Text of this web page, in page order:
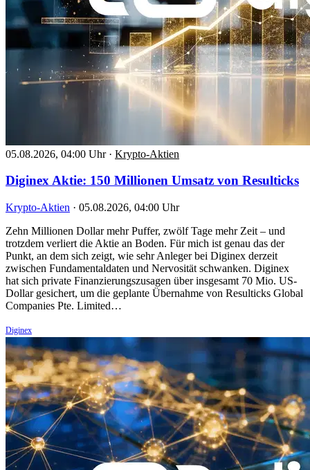
05.08.2026, 04:00 Uhr · Krypto-Aktien
Diginex Aktie: 150 Millionen Umsatz von Resulticks
Krypto-Aktien · 05.08.2026, 04:00 Uhr
Zehn Millionen Dollar mehr Puffer, zwölf Tage mehr Zeit – und
trotzdem verliert die Aktie an Boden. Für mich ist genau das der
Punkt, an dem sich zeigt, wie sehr Anleger bei Diginex derzeit
zwischen Fundamentaldaten und Nervosität schwanken. Diginex
hat sich private Finanzierungszusagen über insgesamt 70 Mio. US-
Dollar gesichert, um die geplante Übernahme von Resulticks Global
Companies Pte. Limited…
Diginex